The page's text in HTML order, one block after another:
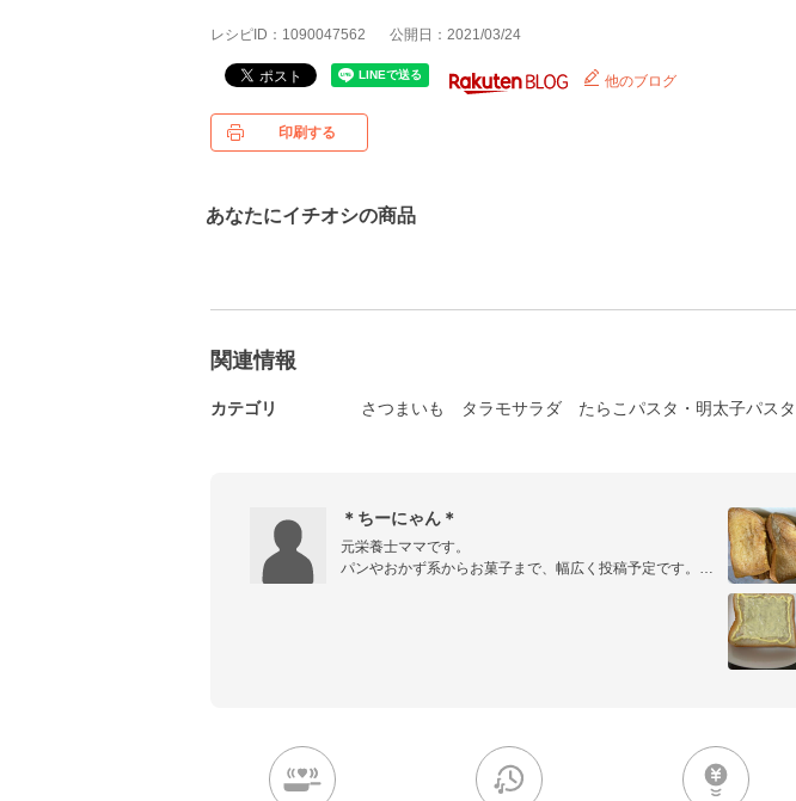
レシピID：1090047562 公開日：2021/03/24
他のブログ
印刷する
あなたにイチオシの商品
関連情報
カテゴリ さつまいも タラモサラダ たらこパスタ・明太子パスタ
＊ちーにゃん＊
元栄養士ママです。
パンやおかず系からお菓子まで、幅広く投稿予定です。